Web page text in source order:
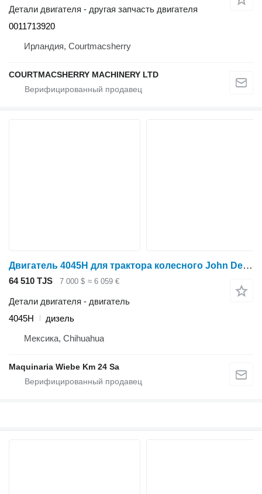
Детали двигателя - другая запчасть двигателя
0011713920
Ирландия, Courtmacsherry
COURTMACSHERRY MACHINERY LTD
Двигатель 4045H для трактора колесного John Deere 6520
64 510 TJS 7 000 $ ≈ 6 059 €
Детали двигателя - двигатель
4045H
дизель
Мексика, Chihuahua
Maquinaria Wiebe Km 24 Sa